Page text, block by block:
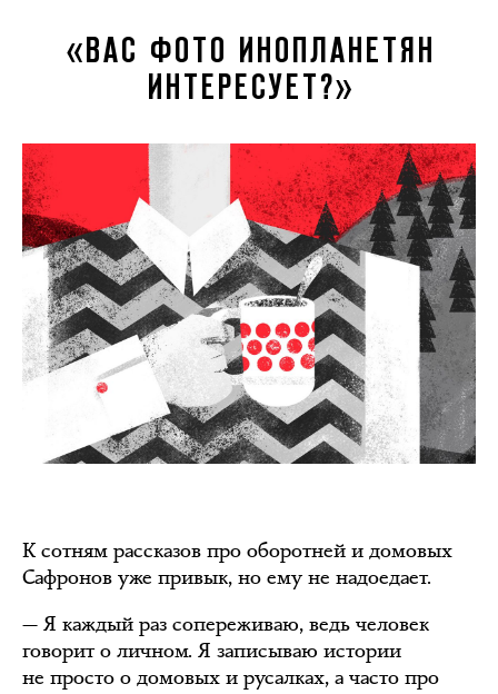
«ВАС ФОТО ИНОПЛАНЕТЯН
ИНТЕРЕСУЕТ?»
К сотням рассказов про оборотней и домовых
Сафронов уже привык, но ему не надоедает.
— Я каждый раз сопереживаю, ведь человек
говорит о личном. Я записываю истории
не просто о домовых и русалках, а часто про